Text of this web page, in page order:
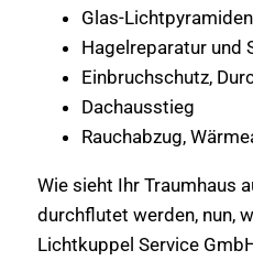
Glas-Lichtpyramiden
Hagelreparatur und
Einbruchschutz,
Dachausstieg
Rauchabzug,
Wie sieht Ihr Traumhaus
durchflutet werden, nun,
Lichtkuppel Service